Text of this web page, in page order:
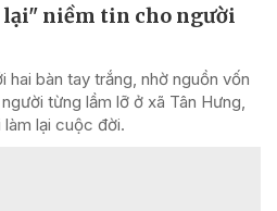
niềm tin cho người
hai bàn tay trắng, nhờ nguồn vốn
từng lầm lỡ ở xã Tân Hưng,
lại cuộc đời.